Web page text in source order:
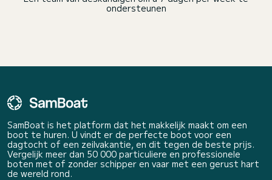
ondersteunen
SamBoat is het platform dat het makkelijk maakt om een
boot te huren. U vindt er de perfecte boot voor een
dagtocht of een zeilvakantie, en dit tegen de beste prijs.
Vergelijk meer dan 50 000 particuliere en professionele
boten met of zonder schipper en vaar met een gerust hart
de wereld rond.